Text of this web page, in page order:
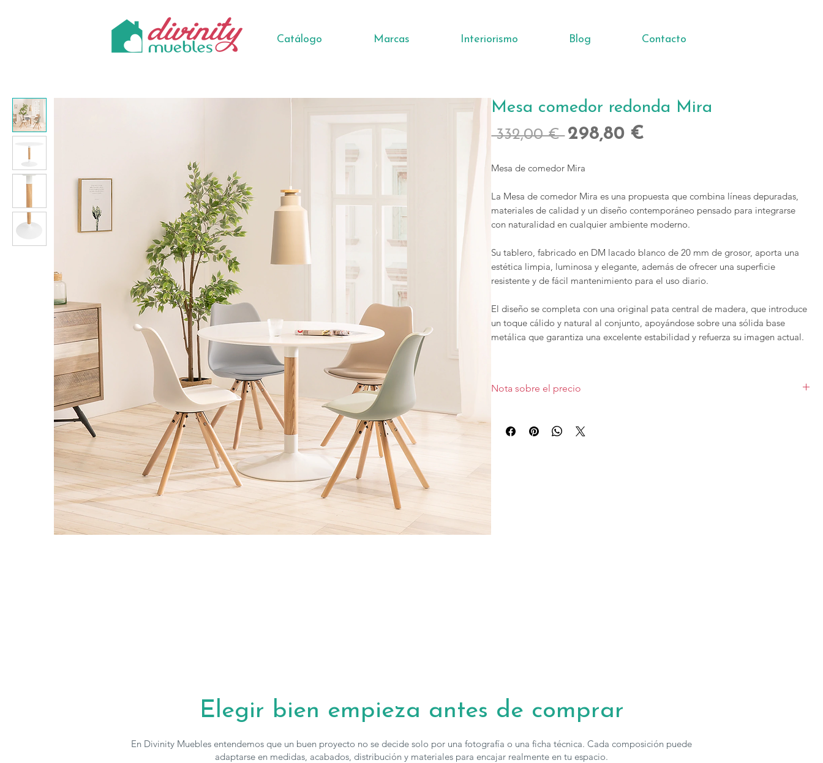
Catálogo Marcas Interiorismo Blog Contacto
Mesa comedor redonda Mira
332,00 € Precio
298,80 €
Mesa de comedor Mira
La Mesa de comedor Mira es una propuesta que combina líneas depuradas,
materiales de calidad y un diseño contemporáneo pensado para integrarse
con naturalidad en cualquier ambiente moderno.
Su tablero, fabricado en DM lacado blanco de 20 mm de grosor, aporta una
estética limpia, luminosa y elegante, además de ofrecer una superficie
resistente y de fácil mantenimiento para el uso diario.
El diseño se completa con una original pata central de madera, que introduce
un toque cálido y natural al conjunto, apoyándose sobre una sólida base
metálica que garantiza una excelente estabilidad y refuerza su imagen actual.
opción ideal para comedores, cocinas o espacios abiertos de inspiración
Una mesa pensada para quienes buscan funcionalidad, durabilidad y un
Nota sobre el precio
Elegir bien empieza antes de comprar
En Divinity Muebles entendemos que un buen proyecto no se decide solo por una fotografía o una ficha técnica. Cada composición puede
adaptarse en medidas, acabados, distribución y materiales para encajar realmente en tu espacio.